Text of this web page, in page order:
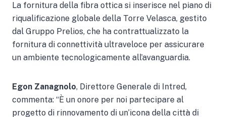
La fornitura della fibra ottica si inserisce nel piano di
riqualificazione globale della Torre Velasca, gestito
dal Gruppo Prelios, che ha contrattualizzato la
fornitura di connettività ultraveloce per assicurare
un ambiente tecnologicamente all’avanguardia.
Egon Zanagnolo, Direttore Generale di Intred,
commenta: “È un onore per noi partecipare al
progetto di rinnovamento di un’icona della città di